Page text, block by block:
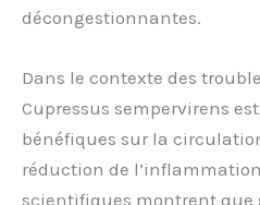
décongestionnantes.
Dans le contexte des
Cupressus sempervirens
bénéfiques sur la
réduction de
scientifiques montrent que